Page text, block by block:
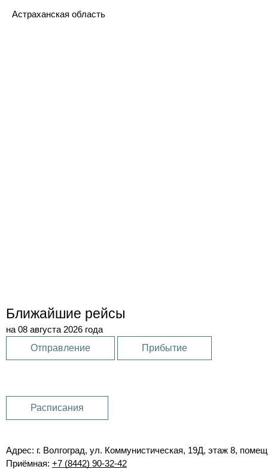
Астраханская область
Ближайшие рейсы
на 08 августа 2026 года
Отправление
Прибытие
Расписания
Адрес: г. Волгоград, ул. Коммунистическая, 19Д, этаж 8,
Приёмная: +7 (8442) 90-32-42